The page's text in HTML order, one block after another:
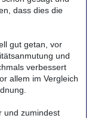
dass dies die
gut getan, vor
und
verbessert
allem im Vergleich
und zumindest